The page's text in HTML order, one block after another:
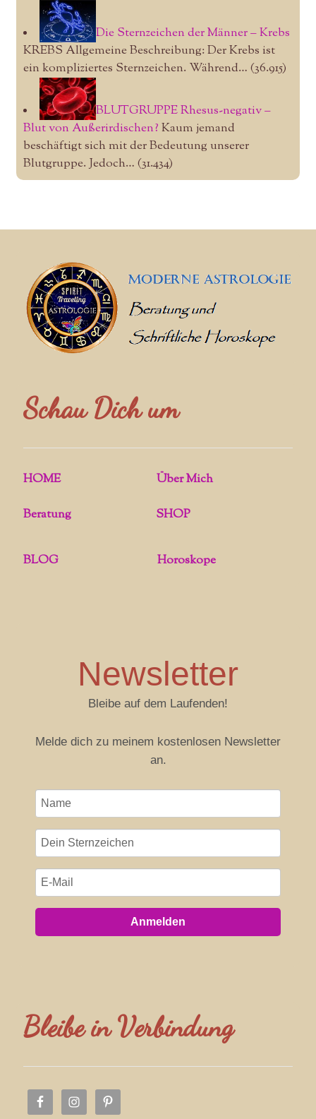
Die Sternzeichen der Männer – Krebs
KREBS Allgemeine Beschreibung: Der Krebs ist
ein kompliziertes Sternzeichen. Während… (36.915)
BLUTGRUPPE Rhesus-negativ –
Blut von Außerirdischen? Kaum jemand
beschäftigt sich mit der Bedeutung unserer
Blutgruppe. Jedoch… (31.434)
Schau Dich um
HOME Über Mich
Beratung SHOP
BLOG Horoskope
Newsletter
Bleibe auf dem Laufenden!
Melde dich zu meinem kostenlosen Newsletter
an.
Anmelden
Bleibe in Verbindung